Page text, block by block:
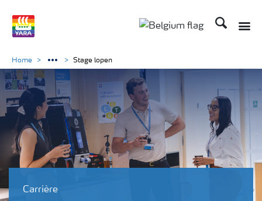
Zoek op
Carrière
Home Stage lopen